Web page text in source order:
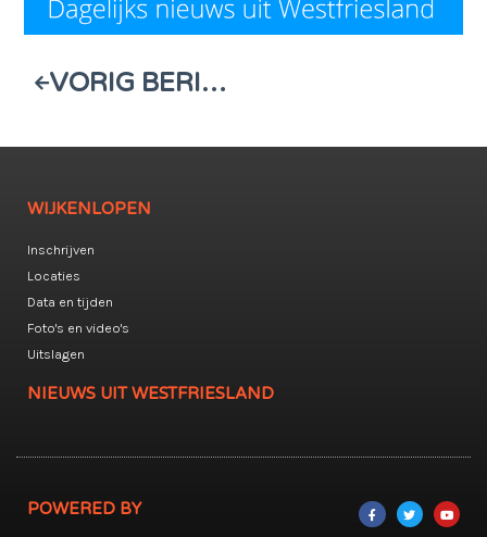
VORIG BERICHT
WIJKENLOPEN
Inschrijven
Locaties
Data en tijden
Foto's en video's
Uitslagen
NIEUWS UIT WESTFRIESLAND
POWERED BY